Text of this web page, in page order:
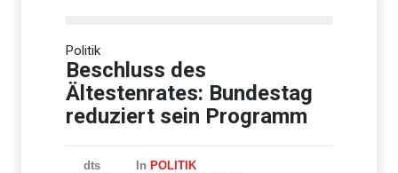
zügiger Wahlprüfung
Politik
Beschluss des
Ältestenrates: Bundestag
reduziert sein Programm
dts In POLITIK